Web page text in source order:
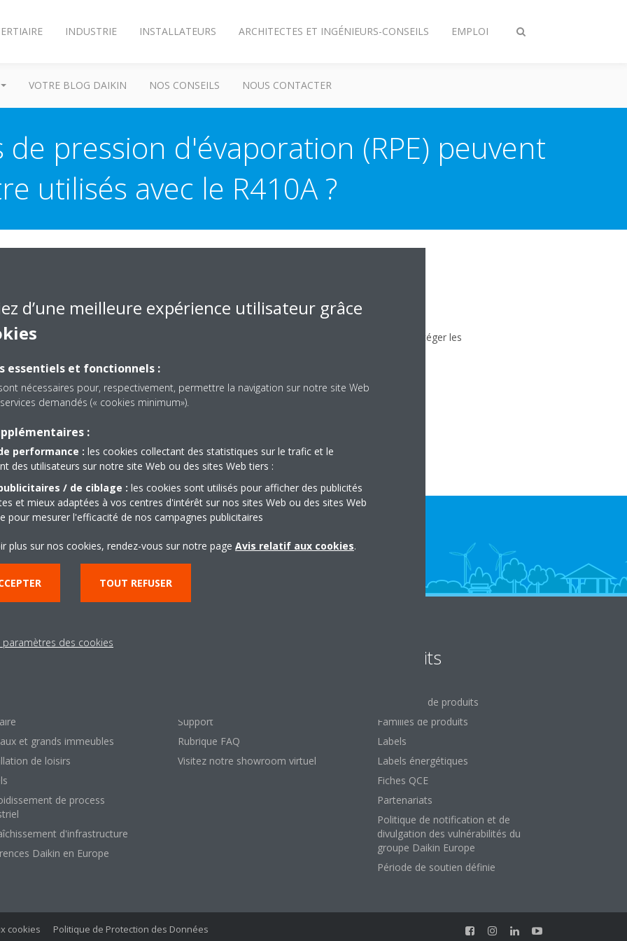
Afficher/masquer
INDUSTRIE INSTALLATEURS ARCHITECTES ET INGÉNIEURS-CONSEILS EMPLOI
VOTRE BLOG DAIKIN NOS CONSEILS NOUS CONTACTER
pression d'évaporation (RPE) peuvent
utilisés avec le R410A ?
doivent satisfaire les conditions suivantes.
pour la récupération de l'huile
d'un raccordement à 100 % des réfrigérateurs/évaporateurs comme, par exemple, pour protéger les
hiver
de 50 %
la charge totale du système doit toujours être de 2 kW minimum
au nombre de RPE utilisés
utilisées dans un projet, regroupez avec une même unité Zeas tous les réfrigérateurs ou
d'évaporation requise. Vous optimisez ainsi l'efficacité du système de réfrigération.
et grands immeubles
de loisirs
de process
d'infrastructure
Daikin en Europe
Support
Rubrique FAQ
Visitez notre showroom virtuel
Produits
Recherche de produits
Familles de produits
Labels
Labels énergétiques
Fiches QCE
Partenariats
Politique de notification et de
divulgation des vulnérabilités du
groupe Daikin Europe
Période de soutien définie
cookies Politique de Protection des Données
d’une meilleure expérience utilisateur grâce
essentiels et fonctionnels :
nécessaires pour, respectivement, permettre la navigation sur notre site Web
demandés (« cookies minimum»).
:
performance : les cookies collectant des statistiques sur le trafic et le
des utilisateurs sur notre site Web ou des sites Web tiers :
/ de ciblage : les cookies sont utilisés pour afficher des publicités
et mieux adaptées à vos centres d'intérêt sur nos sites Web ou des sites Web
pour mesurer l'efficacité de nos campagnes publicitaires
plus sur nos cookies, rendez-vous sur notre page Avis relatif aux cookies.
TOUT REFUSER
paramètres des cookies